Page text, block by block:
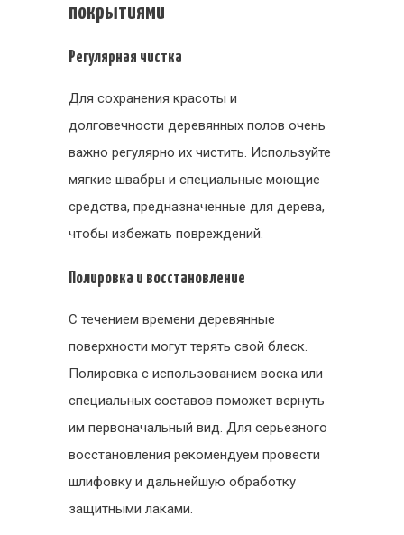
покрытиями
Регулярная чистка
Для сохранения красоты и
долговечности деревянных полов очень
важно регулярно их чистить. Используйте
мягкие швабры и специальные моющие
средства, предназначенные для дерева,
чтобы избежать повреждений.
Полировка и восстановление
С течением времени деревянные
поверхности могут терять свой блеск.
Полировка с использованием воска или
специальных составов поможет вернуть
им первоначальный вид. Для серьезного
восстановления рекомендуем провести
шлифовку и дальнейшую обработку
защитными лаками.